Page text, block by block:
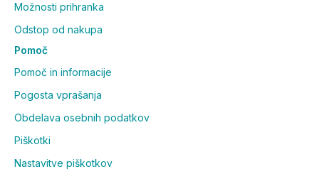
Možnosti prihranka
Odstop od nakupa
Pomoč
Pomoč in informacije
Pogosta vprašanja
Obdelava osebnih podatkov
Piškotki
Nastavitve piškotkov